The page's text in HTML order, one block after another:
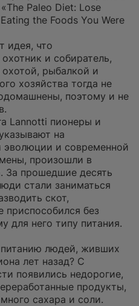
Paleo Diet: Lose
the Foods You Were
идея, что
и собиратель,
рыбалкой и
хозяйства тогда не
поэтому и не
Lannotti пионеры и
на
эволюции и современной
произошли в
За прошедшие десять
стали заниматься
скот,
приспособился без
для него типу питания.
людей, живших
лет назад? С
появились недорогие,
продукты,
сахара и соли.